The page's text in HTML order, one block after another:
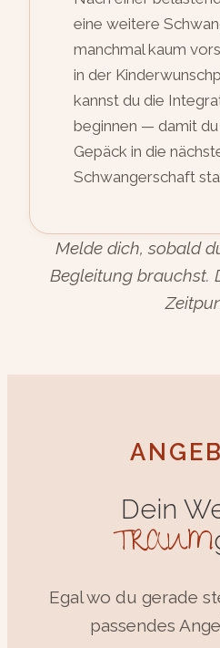
eine weitere
manchmal kaum
in der
kannst du die
beginnen — damit
Gepäck in die
Schwangerschaft
Melde dich, sobald
Begleitung brauchst.
Dein
TRAUM
Egal wo du gerade
passendes